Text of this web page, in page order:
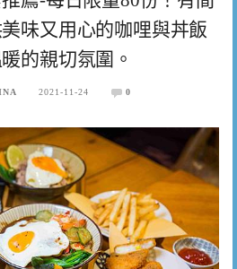
味又用心的咖哩與丼飯
的親切氛圍。
2021-11-24 0